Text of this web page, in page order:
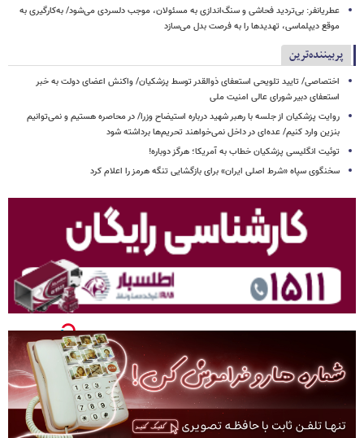
عطریانفر: بی‌تردید فحاشی و سنگ‌اندازی به مسئولان، موجب دلسردی می‌شود/ به‌کارگیری به
موقع دیپلماسی، تهدیدها را به فرصت بدل می‌سازد
پربیننده‌ترین
اختصاصی/ تایید تلویحی استعفای ذوالقدر توسط پزشکیان/ واکنش اعضای دولت به خبر
استعفای دبیر شورای عالی امنیت ملی
روایت پزشکیان از جلسه با رهبر شهید درباره استیضاح وزرا/ در محاصره هستیم و نمی‌توانیم
بنزین وارد کنیم/ عده‌ای در داخل نمی‌خواهند تحریم‌ها برداشته شود
توئیت انگلیسی پزشکیان خطاب به آمریکا؛ هرگز دوباره!
سخنگوی سپاه «شرط اصلی ایران» برای بازگشایی تنگه هرمز را اعلام کرد